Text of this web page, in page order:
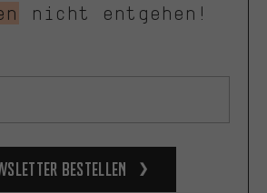
nicht entgehen!
bestellen